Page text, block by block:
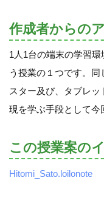
作成者からの
1人1台の端末の学習
う授業の１つです。
スター及び、タブレ
現を学ぶ手段として今
この授業案の
Hitomi_Sato.loilonote